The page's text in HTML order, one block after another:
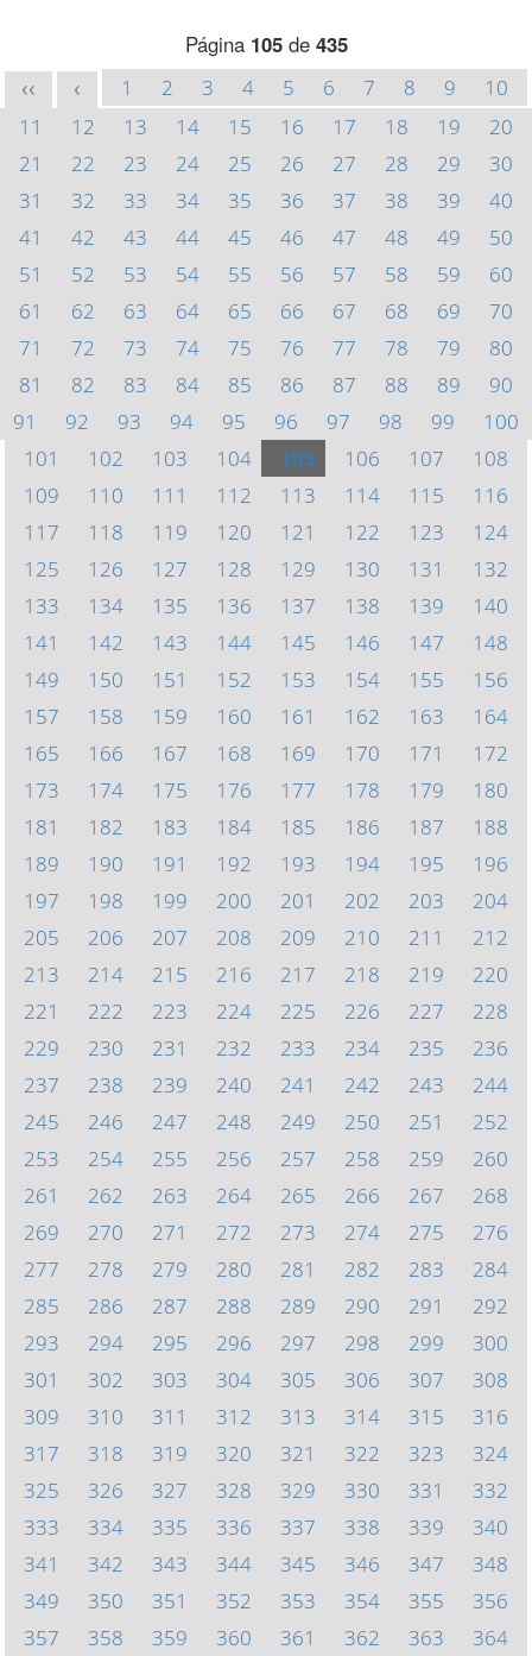
Página 105de 435
<< < 1 2 3 4 5 6 7 8 9
10
11
12 13 14 15 16 17 18 19
20
21
22 23 24 25 26 27 28 29
30
31
32 33 34 35 36 37 38 39
40
41
42 43 44 45 46 47 48 49
50
51
52 53 54 55 56 57 58 59
60
61
62 63 64 65 66 67 68 69
70
71
72 73 74 75 76 77 78 79
80
81
82 83 84 85 86 87 88 89
90
91
92 93 94 95 96 97 98 99
100
101
102 103 104 105 106 107
108
109
110 111 112 113 114 115
116
117
118 119 120 121 122 123
124
125
126 127 128 129 130 131
132
133
134 135 136 137 138 139
140
141
142 143 144 145 146 147
148
149
150 151 152 153 154 155
156
157
158 159 160 161 162 163
164
165
166 167 168 169 170 171
172
173
174 175 176 177 178 179
180
181
182 183 184 185 186 187
188
189
190 191 192 193 194 195
196
197
198 199 200 201 202 203
204
205
206 207 208 209 210 211
212
213
214 215 216 217 218 219
220
221
222 223 224 225 226 227
228
229
230 231 232 233 234 235
236
237
238 239 240 241 242 243
244
245
246 247 248 249 250 251
252
253
254 255 256 257 258 259
260
261
262 263 264 265 266 267
268
269
270 271 272 273 274 275
276
277
278 279 280 281 282 283
284
285
286 287 288 289 290 291
292
293
294 295 296 297 298 299
300
301
302 303 304 305 306 307
308
309
310 311 312 313 314 315
316
317
318 319 320 321 322 323
324
325
326 327 328 329 330 331
332
333
334 335 336 337 338 339
340
341
342 343 344 345 346 347
348
349
350 351 352 353 354 355
356
357
358 359 360 361 362 363 364